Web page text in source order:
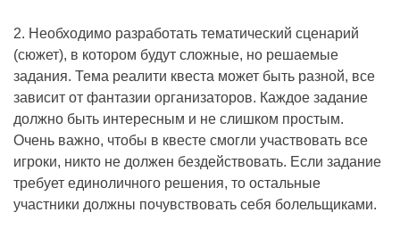
2. Необходимо разработать тематический сценарий
(сюжет), в котором будут сложные, но решаемые
задания. Тема реалити квеста может быть разной, все
зависит от фантазии организаторов. Каждое задание
должно быть интересным и не слишком простым.
Очень важно, чтобы в квесте смогли участвовать все
игроки, никто не должен бездействовать. Если задание
требует единоличного решения, то остальные
участники должны почувствовать себя болельщиками.